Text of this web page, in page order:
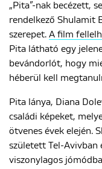
„Pita”-nak becézett,
rendelkező Shulamit
szerepet. A film
Pita látható egy
bevándorlót, hogy
héberül kell
Pita lánya, Diana
családi képeket,
ötvenes évek elején.
született Tel-Avivban
viszonylagos